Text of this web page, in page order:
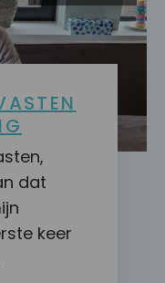
dat
keer